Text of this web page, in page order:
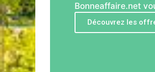
Bonneaffaire.net
Découvrez les